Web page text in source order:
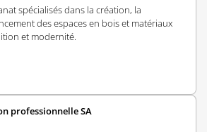
spécialisés dans la création, la
des espaces en bois et matériaux
et modernité.
professionnelle SA